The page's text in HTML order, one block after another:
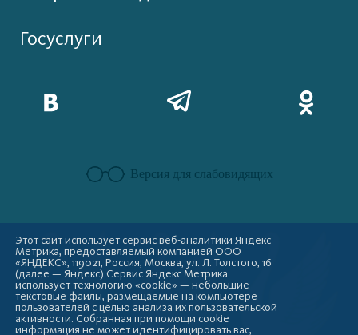
Госуслуги
Версия для слабовидящих
Этот сайт использует сервис веб-аналитики Яндекс
Метрика, предоставляемый компанией ООО
«ЯНДЕКС», 119021, Россия, Москва, ул. Л. Толстого, 16
(далее — Яндекс) Сервис Яндекс Метрика
использует технологию «cookie» — небольшие
текстовые файлы, размещаемые на компьютере
пользователей с целью анализа их пользовательской
активности. Собранная при помощи cookie
информация не может идентифицировать вас,